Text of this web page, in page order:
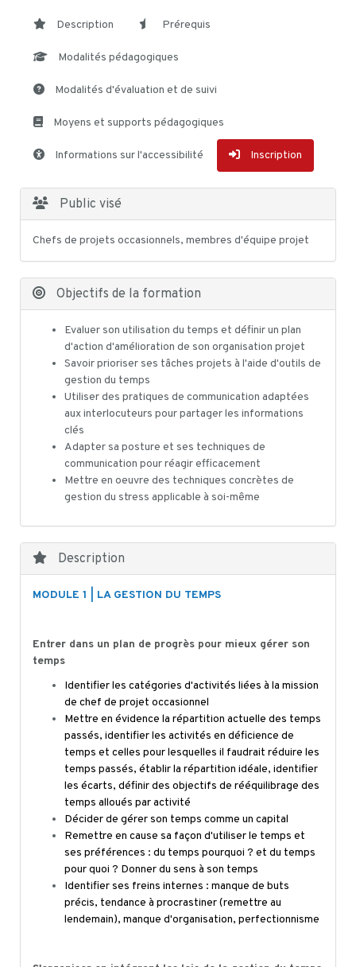
Description Prérequis
Modalités pédagogiques
Modalités d'évaluation et de suivi
Moyens et supports pédagogiques
Informations sur l'accessibilité Inscription
Public visé
Chefs de projets occasionnels, membres d'équipe projet
Objectifs de la formation
Evaluer son utilisation du temps et définir un plan
d'action d'amélioration de son organisation projet
Savoir prioriser ses tâches projets à l'aide d'outils de
gestion du temps
Utiliser des pratiques de communication adaptées
aux interlocuteurs pour partager les informations
clés
Adapter sa posture et ses techniques de
communication pour réagir efficacement
Mettre en oeuvre des techniques concrètes de
gestion du stress applicable à soi-même
Description
MODULE 1 | LA GESTION DU TEMPS
Entrer dans un plan de progrès pour mieux gérer son
temps
Identifier les catégories d'activités liées à la mission
de chef de projet occasionnel
Mettre en évidence la répartition actuelle des temps
passés, identifier les activités en déficience de
temps et celles pour lesquelles il faudrait réduire les
temps passés, établir la répartition idéale, identifier
les écarts, définir des objectifs de rééquilibrage des
temps alloués par activité
Décider de gérer son temps comme un capital
Remettre en cause sa façon d'utiliser le temps et
ses préférences : du temps pourquoi ? et du temps
pour quoi ? Donner du sens à son temps
Identifier ses freins internes : manque de buts
précis, tendance à procrastiner (remettre au
lendemain), manque d'organisation, perfectionnisme